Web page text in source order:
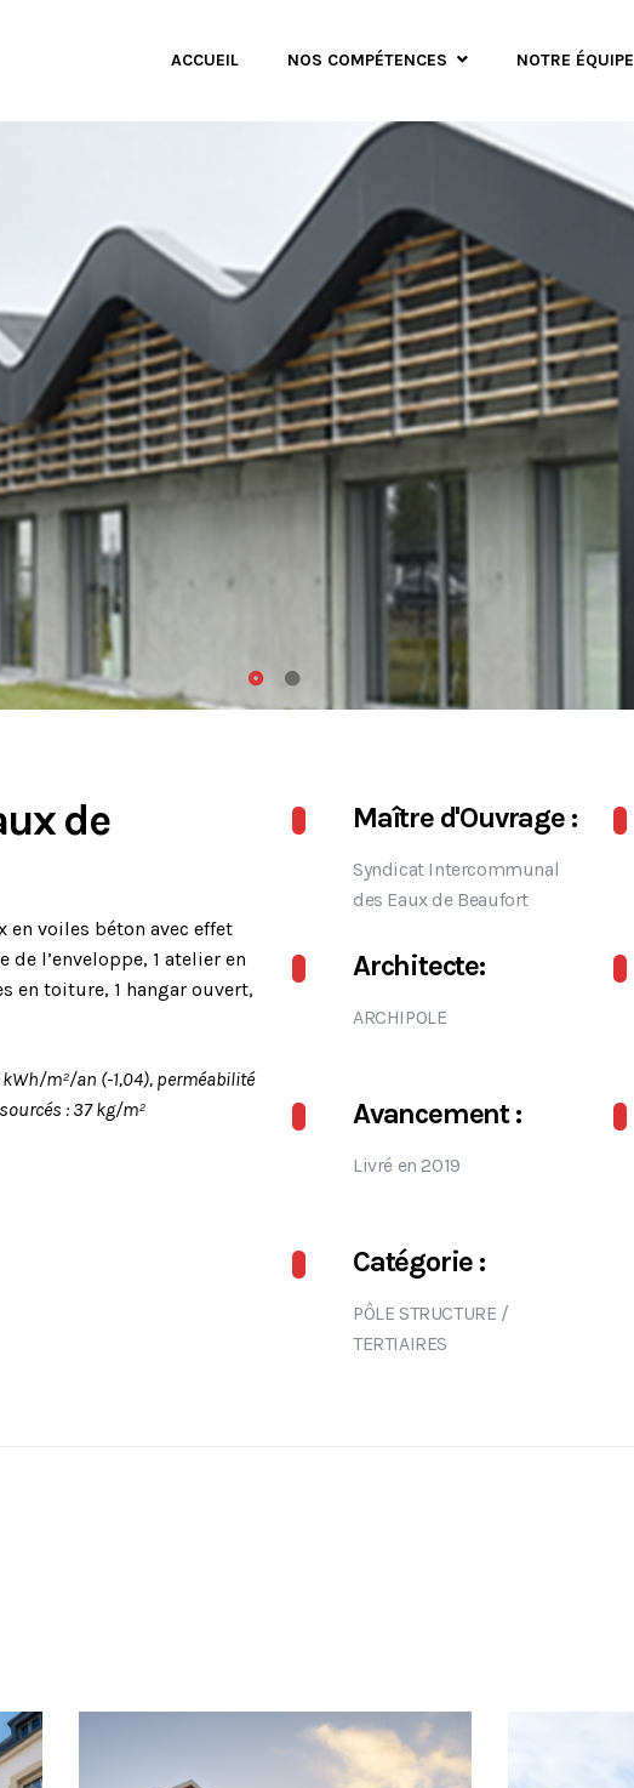
ACCUEIL NOS COMPÉTENCES NOTRE ÉQUIPE
de
voiles béton avec effet
l’enveloppe, 1 atelier en
en toiture, 1 hangar ouvert,
kWh/m²/an (-1,04), perméabilité
: 37 kg/m²
Maître d'Ouvrage :
Syndicat Intercommunal
des Eaux de Beaufort
Architecte:
ARCHIPOLE
Avancement :
Livré en 2019
Catégorie :
PÔLE STRUCTURE /
TERTIAIRES